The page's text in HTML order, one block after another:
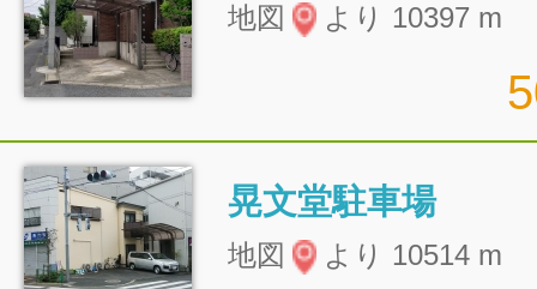
地図 より 10397 m
晃文堂駐車場
地図 より 10514 m